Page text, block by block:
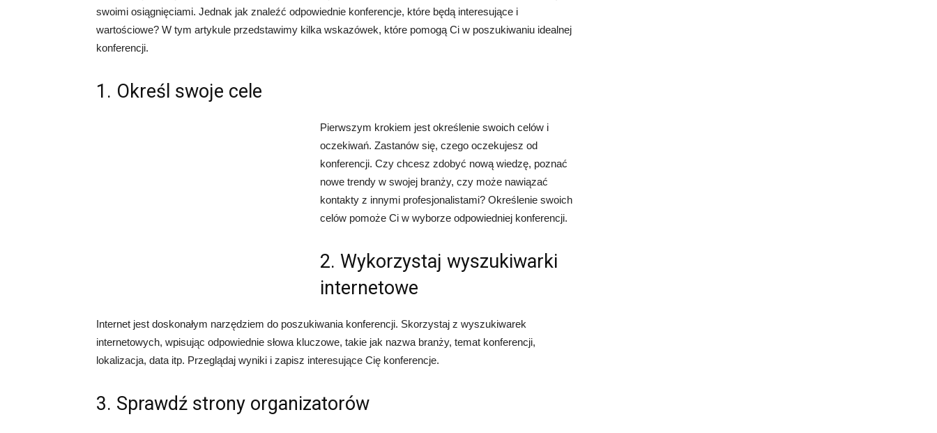
swoimi osiągnięciami. Jednak jak znaleźć odpowiednie konferencje, które będą interesujące i
wartościowe? W tym artykule przedstawimy kilka wskazówek, które pomogą Ci w poszukiwaniu idealnej
konferencji.
1. Określ swoje cele
Pierwszym krokiem jest określenie swoich celów i
oczekiwań. Zastanów się, czego oczekujesz od
konferencji. Czy chcesz zdobyć nową wiedzę, poznać
nowe trendy w swojej branży, czy może nawiązać
kontakty z innymi profesjonalistami? Określenie swoich
celów pomoże Ci w wyborze odpowiedniej konferencji.
2. Wykorzystaj wyszukiwarki
internetowe
Internet jest doskonałym narzędziem do poszukiwania konferencji. Skorzystaj z wyszukiwarek
internetowych, wpisując odpowiednie słowa kluczowe, takie jak nazwa branży, temat konferencji,
lokalizacja, data itp. Przeglądaj wyniki i zapisz interesujące Cię konferencje.
3. Sprawdź strony organizatorów